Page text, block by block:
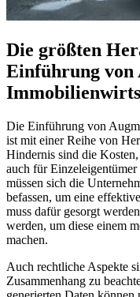
Die größten
Einführung von
Die Einführung von
ist mit einer Reihe von
Hindernis sind die
auch für
müssen sich die
befassen, um eine
muss dafür gesorgt
werden, um diese einem
machen.
Auch rechtliche Aspekte
Zusammenhang zu